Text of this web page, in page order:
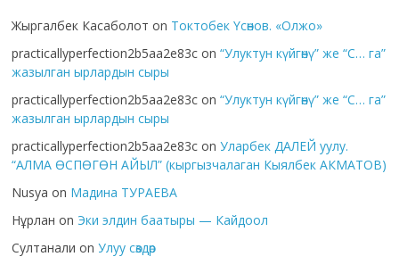
Жыргалбек Касаболот on Токтобек Үсөнов. «Олжо»
practicallyperfection2b5aa2e83c on“Улуктун күйгөнү” же “С… га”
жазылган ырлардын сыры
practicallyperfection2b5aa2e83c on“Улуктун күйгөнү” же “С… га”
жазылган ырлардын сыры
practicallyperfection2b5aa2e83c onУларбек ДАЛЕЙ уулу.
“АЛМА ӨСПӨГӨН АЙЫЛ” (кыргызчалаган Кыялбек АКМАТОВ)
Nusya on Мадина ТУРАЕВА
Нұрлан on Эки элдин баатыры — Кайдоол
Султанали onУлуу сөздөр